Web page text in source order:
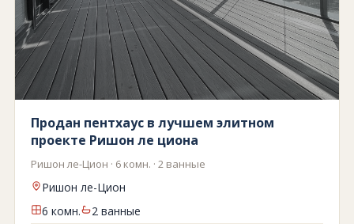
Продан пентхаус в лучшем элитном
проекте Ришон ле циона
Ришон ле-Цион · 6 комн. · 2 ванные
Ришон ле-Цион
6 комн.
2 ванные